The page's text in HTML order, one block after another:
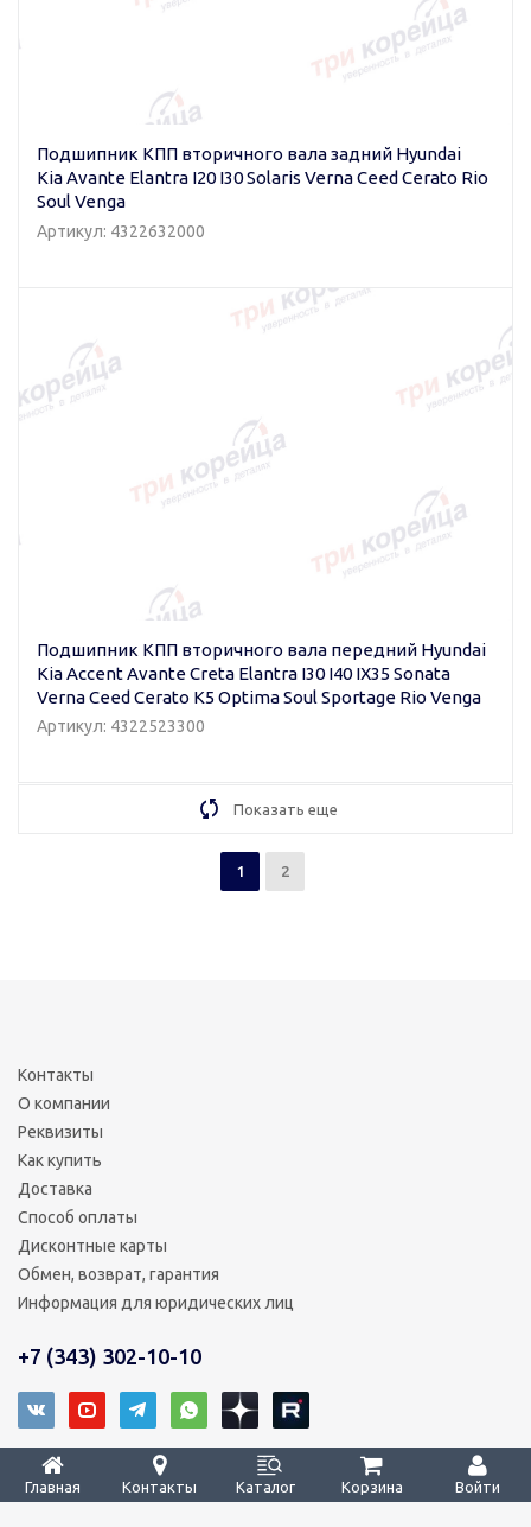
Войти
Корзина
Каталог
Контакты
Главная
Подшипник КПП вторичного вала задний Hyundai
Kia Avante Elantra I20 I30 Solaris Verna Ceed Cerato Rio
Soul Venga
Артикул: 4322632000
Подшипник КПП вторичного вала передний Hyundai
Kia Accent Avante Creta Elantra I30 I40 IX35 Sonata
Verna Ceed Cerato K5 Optima Soul Sportage Rio Venga
Артикул: 4322523300
Показать еще
1 2
Контакты
О компании
Реквизиты
Как купить
Доставка
Способ оплаты
Дисконтные карты
Обмен, возврат, гарантия
Информация для юридических лиц
+7 (343) 302-10-10
2008 - 2026 © ТРИ КОРЕЙЦА – уверенность в деталях